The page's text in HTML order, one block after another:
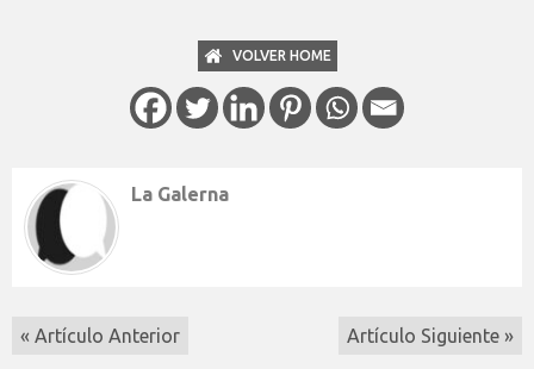
VOLVER HOME
La Galerna
« Artículo Anterior Artículo Siguiente »